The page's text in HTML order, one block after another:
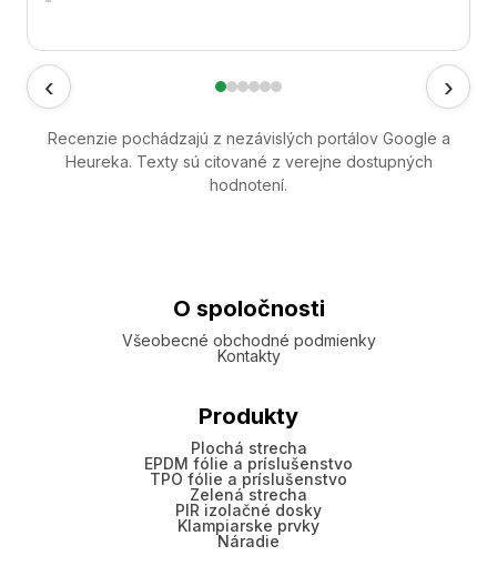
‹ ›
Recenzie pochádzajú z nezávislých portálov Google a
Heureka. Texty sú citované z verejne dostupných
hodnotení.
O spoločnosti
Všeobecné obchodné podmienky
Kontakty
Produkty
Plochá strecha
EPDM fólie a príslušenstvo
TPO fólie a príslušenstvo
Zelená strecha
PIR izolačné dosky
Klampiarske prvky
Náradie